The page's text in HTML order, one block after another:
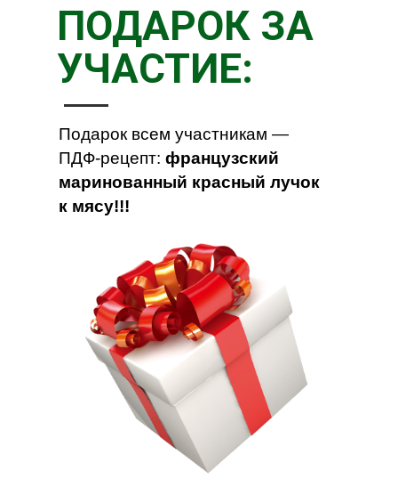
Подарок всем участникам —
ПДФ-рецепт: французский
маринованный красный лучок
к мясу!!!
ПОДАРОК ЗА
УЧАСТИЕ: